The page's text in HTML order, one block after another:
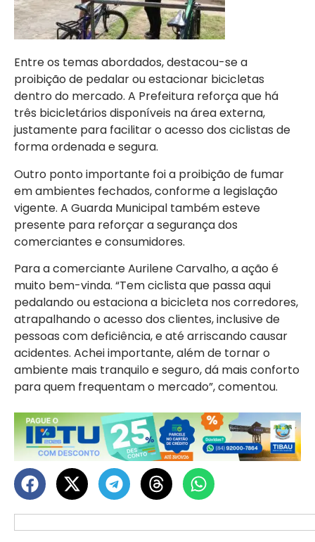
Entre os temas abordados, destacou-se a
proibição de pedalar ou estacionar bicicletas
dentro do mercado. A Prefeitura reforça que há
três bicicletários disponíveis na área externa,
justamente para facilitar o acesso dos ciclistas de
forma ordenada e segura.
Outro ponto importante foi a proibição de fumar
em ambientes fechados, conforme a legislação
vigente. A Guarda Municipal também esteve
presente para reforçar a segurança dos
comerciantes e consumidores.
Para a comerciante Aurilene Carvalho, a ação é
muito bem-vinda. “Tem ciclista que passa aqui
pedalando ou estaciona a bicicleta nos corredores,
atrapalhando o acesso dos clientes, inclusive de
pessoas com deficiência, e até arriscando causar
acidentes. Achei importante, além de tornar o
ambiente mais tranquilo e seguro, dá mais conforto
para quem frequentam o mercado”, comentou.